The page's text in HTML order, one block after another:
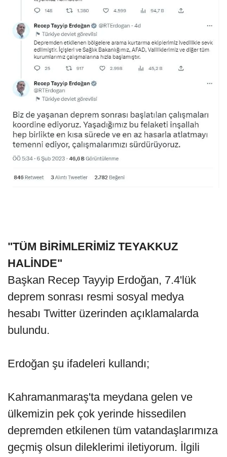
"TÜM BİRİMLERİMİZ TEYAKKUZ
HALİNDE"
Başkan Recep Tayyip Erdoğan, 7.4'lük
deprem sonrası resmi sosyal medya
hesabı Twitter üzerinden açıklamalarda
bulundu.
Erdoğan şu ifadeleri kullandı;
Kahramanmaraş'ta meydana gelen ve
ülkemizin pek çok yerinde hissedilen
depremden etkilenen tüm vatandaşlarımıza
geçmiş olsun dileklerimi iletiyorum. İlgili